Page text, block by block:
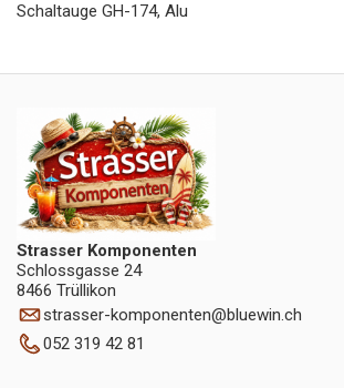
Schaltauge GH-174, Alu
Strasser Komponenten
Schlossgasse 24
8466 Trüllikon
strasser-komponenten@bluewin.ch
052 319 42 81